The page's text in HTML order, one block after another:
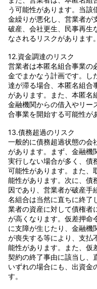
う可能性があります。当該
金繰りが悪化し、営業者が
破産、会社更生、民事再生
なされるリスクがあります。
12.資金調達のリスク
営業者は本匿名組合事業の
金でまかなう計画です。し
達が滞る場合、本匿名組合
があります。また、本匿名
金融機関からの借入やリー
合事業を開始する可能性が
13.債務超過のリスク
一般的に債務超過状態の会
があります。まず、金融機
実行しない場合が多く、債
可能性があります。また、
能性があります。次に、債
因であり、営業者が破産手
名組合は当然に直ちに終了
業者の資産に対して債権者
が高くなります。仮差押命
に支障が生じたり、金融機
が喪失する等により、支払
能性があります。また、仮
契約の終了事由に該当し、
いずれの場合にも、出資金
す。